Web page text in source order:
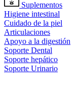
Suplementos
Higiene intestinal
Cuidado de la piel
Articulaciones
Apoyo a la digestión
Soporte Dental
Soporte hepático
Soporte Urinario